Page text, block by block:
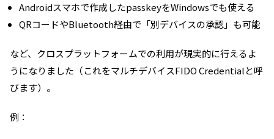
Androidスマホで作成したpasskeyをWindowsでも使える
QRコードやBluetooth経由で「別デバイスの承認」も可能
など、クロスプラットフォームでの利用が現実的に行えるよ
うになりました（これをマルチデバイスFIDO Credentialと呼
びます）。
例：